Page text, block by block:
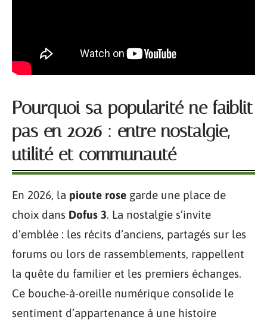
Pourquoi sa popularité ne faiblit
pas en 2026 : entre nostalgie,
utilité et communauté
En 2026, la pioute rose garde une place de
choix dans Dofus 3. La nostalgie s’invite
d’emblée : les récits d’anciens, partagés sur les
forums ou lors de rassemblements, rappellent
la quête du familier et les premiers échanges.
Ce bouche-à-oreille numérique consolide le
sentiment d’appartenance à une histoire